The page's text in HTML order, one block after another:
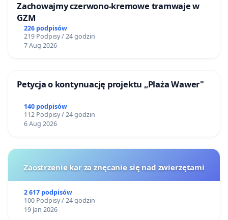
Zachowajmy czerwono-kremowe tramwaje w
GZM
226 podpisów
219 Podpisy / 24 godzin
7 Aug 2026
Petycja o kontynuację projektu „Plaża Wawer"
140 podpisów
112 Podpisy / 24 godzin
6 Aug 2026
Zaostrzenie kar za znęcanie się nad zwierzętami
2 617 podpisów
100 Podpisy / 24 godzin
19 Jan 2026